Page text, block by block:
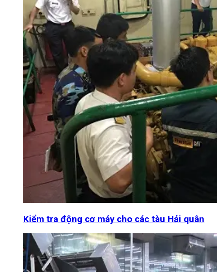
Kiểm tra động cơ máy cho các tàu Hải quân